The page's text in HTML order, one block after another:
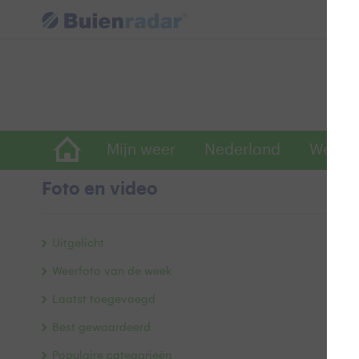
Mijn weer Nederland
Foto en video
Uitgelicht
Weerfoto van de week
Laatst toegevoegd
Best gewaardeerd
Populaire categorieën